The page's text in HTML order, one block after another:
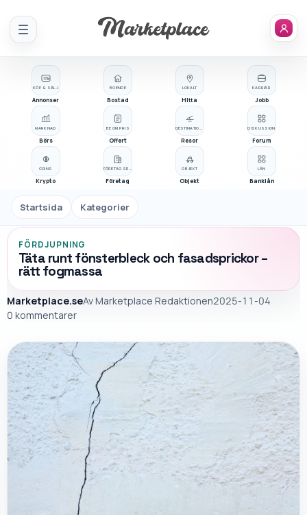
Meny
KÖP & SÄLJ
Annonser
BOENDE
Bostad
OBJEKT
Objekt
BE OM PRIS
Offert
Företag
LÅN
Banklån
MARKNAD
Börs
LOKALT
Hitta
KARRIÄR
Jobb
Resor
COINS
Krypto
DISKUSSION
Forum
Startsida Kategorier
FÖRDJUPNING
Täta runt fönsterbleck och fasadsprickor –
rätt fogmassa
Marketplace.seAvMarketplace Redaktionen2025-11-04
0 kommentarer